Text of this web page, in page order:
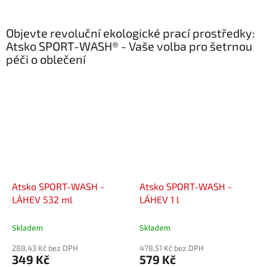
Objevte revoluční ekologické prací prostředky:
Atsko SPORT-WASH® - Vaše volba pro šetrnou
péči o oblečení
Atsko SPORT-WASH -
LÁHEV 532 ml
Skladem
288,43 Kč bez DPH
349 Kč
Atsko SPORT-WASH -
LÁHEV 1 l
Skladem
478,51 Kč bez DPH
579 Kč